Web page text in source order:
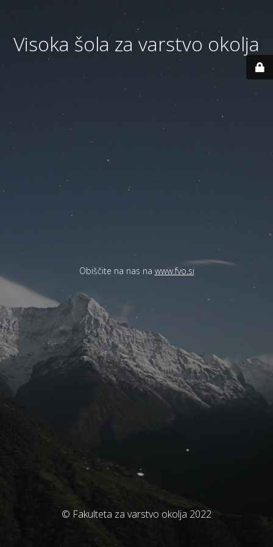
Visoka šola za varstvo okolja
Obiščite na nas na www.fvo.si
© Fakulteta za varstvo okolja 2022